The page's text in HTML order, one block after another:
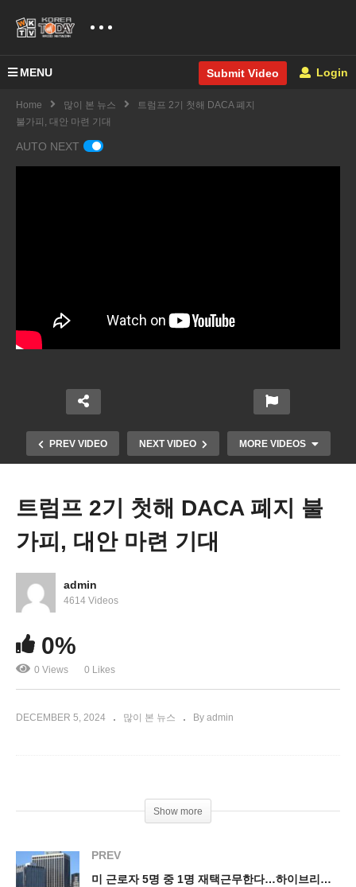
MENU Submit Video Login
Home 많이 본 뉴스
트럼프 2기 첫해 DACA 폐지
불가피, 대안 마련 기대
AUTO NEXT
PREV VIDEO NEXT VIDEO MORE VIDEOS
신속추방, 구치시설 2배’
트럼프 2기 첫해 DACA 폐지 불
가피, 대안 마련 기대
admin
4614 Videos
0%
0 Views 0 Likes
DECEMBER 5, 2024 많이 본 뉴스 By admin
Show more
PREV
미 근로자 5명 중 1명 재택근무한다…하이브리드 근무 선호 높아져